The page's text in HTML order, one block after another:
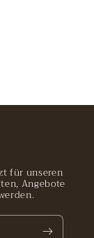
für unseren
Angebote